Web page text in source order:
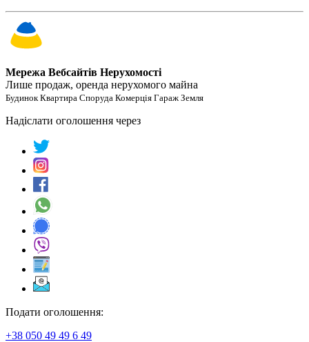
Мережа Вебсайтів Нерухомості
Лише продаж, оренда нерухомого майна
Будинок Квартира Споруда Комерція Гараж Земля
Надіслати оголошення через
Подати оголошення:
+38 050 49 49 6 49